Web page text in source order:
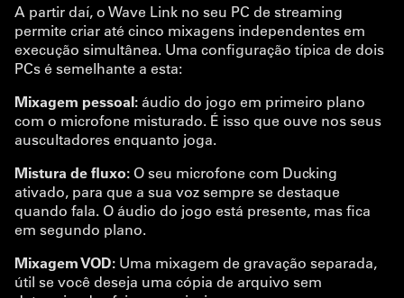
A partir daí, o Wave Link no seu PC de streaming
permite criar até cinco mixagens independentes em
execução simultânea. Uma configuração típica de dois
PCs é semelhante a esta:
Mixagem pessoal: áudio do jogo em primeiro plano
com o microfone misturado. É isso que ouve nos seus
auscultadores enquanto joga.
Mistura de fluxo: O seu microfone com Ducking
ativado, para que a sua voz sempre se destaque
quando fala. O áudio do jogo está presente, mas fica
em segundo plano.
Mixagem VOD: Uma mixagem de gravação separada,
útil se você deseja uma cópia de arquivo sem